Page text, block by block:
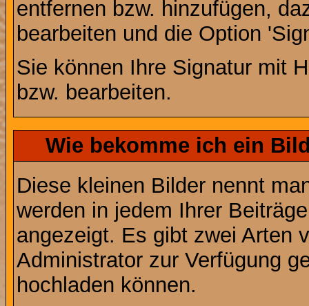
entfernen bzw. hinzufügen,
bearbeiten und die Option
Sie können Ihre Signatur mit
bzw. bearbeiten.
Wie bekomme ich ein
Diese kleinen Bilder nennt
werden in jedem Ihrer
angezeigt. Es gibt zwei Arten
Administrator zur Verfügung
hochladen können.